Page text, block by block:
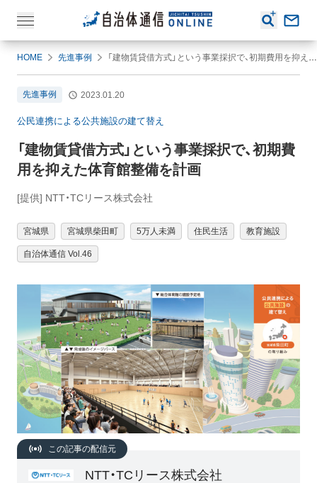
HOME 先進事例 「建物賃貸借方式」という事業採択で、初期費用を抑えた体育館整備を計画
先進事例 2023.01.20
公民連携による公共施設の建て替え
「建物賃貸借方式」という事業採択で、初期費
用を抑えた体育館整備を計画
[提供] NTT・TCリース株式会社
宮城県 宮城県柴田町 5万人未満 住民生活 教育施設
自治体通信 Vol.46
この記事の配信元
NTT・TCリース株式会社